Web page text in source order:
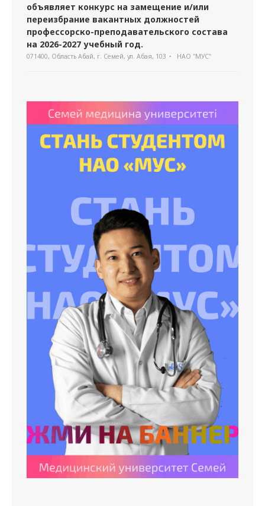
объявляет конкурс на замещение и/или
переизбрание вакантных должностей
профессорско-преподавательского состава
на 2026-2027 учебный год.
071400, Область Абай, г. Семей, ул. Абая, 103 НАО "МУС"